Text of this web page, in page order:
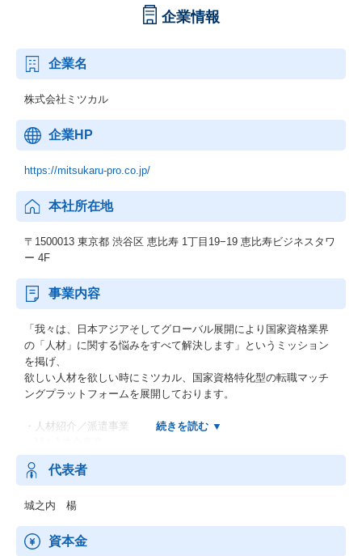
企業情報
企業名
株式会社ミツカル
企業HP
https://mitsukaru-pro.co.jp/
本社所在地
〒1500013 東京都 渋谷区 恵比寿 1丁目19−19 恵比寿ビジネスタワ
ー 4F
事業内容
「我々は、日本アジアそしてグローバル展開により国家資格業界
の「人材」に関する悩みをすべて解決します」というミッション
を掲げ、
欲しい人材を欲しい時にミツカル、国家資格特化型の転職マッチ
ングプラットフォームを展開しております。
・人材紹介／派遣事業
・ヘッドハンティング事業
・次期社長／後継者教育事業
・Fin tech事業
・売上・収益アップコンサル事業
代表者
城之内 楊
資本金